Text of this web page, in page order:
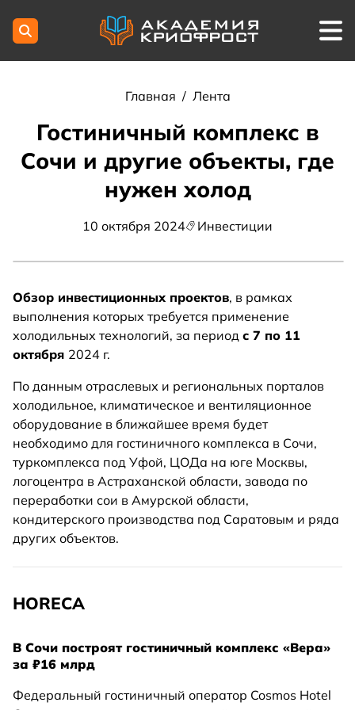
Главная / Лента
Гостиничный комплекс в
Сочи и другие объекты, где
нужен холод
10 октября 2024 Инвестиции
Обзор инвестиционных проектов, в рамках
выполнения которых требуется применение
холодильных технологий, за период с 7 по 11
октября 2024 г.
По данным отраслевых и региональных порталов
холодильное, климатическое и вентиляционное
оборудование в ближайшее время будет
необходимо для гостиничного комплекса в Сочи,
туркомплекса под Уфой, ЦОДа на юге Москвы,
логоцентра в Астраханской области, завода по
переработки сои в Амурской области,
кондитерского производства под Саратовым и ряда
других объектов.
HORECA
В Сочи построят гостиничный комплекс «Вера»
за ₽16 млрд
Федеральный гостиничный оператор Cosmos Hotel